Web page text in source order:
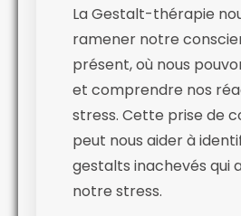
La Gestalt-thérapie
ramener notre
présent, où nous
et comprendre nos
stress. Cette prise de
peut nous aider à
gestalts inachevés qui
notre stress.